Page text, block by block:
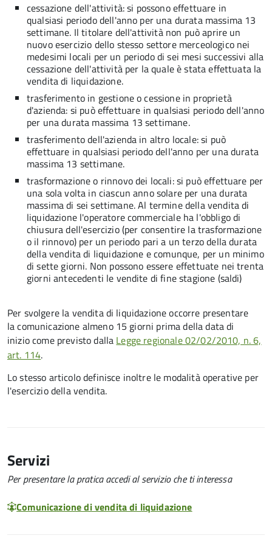
cessazione dell'attività: si possono effettuare in
qualsiasi periodo dell'anno per una durata massima 13
settimane. Il titolare dell'attività non può aprire un
nuovo esercizio dello stesso settore merceologico nei
medesimi locali per un periodo di sei mesi successivi alla
cessazione dell'attività per la quale è stata effettuata la
vendita di liquidazione.
trasferimento in gestione o cessione in proprietà
d'azienda: si può effettuare in qualsiasi periodo dell'anno
per una durata massima 13 settimane.
trasferimento dell'azienda in altro locale: si può
effettuare in qualsiasi periodo dell'anno per una durata
massima 13 settimane.
trasformazione o rinnovo dei locali: si può effettuare per
una sola volta in ciascun anno solare per una durata
massima di sei settimane. Al termine della vendita di
liquidazione l'operatore commerciale ha l'obbligo di
chiusura dell'esercizio (per consentire la trasformazione
o il rinnovo) per un periodo pari a un terzo della durata
della vendita di liquidazione e comunque, per un minimo
di sette giorni. Non possono essere effettuate nei trenta
giorni antecedenti le vendite di fine stagione (saldi)
Per svolgere la vendita di liquidazione occorre presentare
la comunicazione almeno 15 giorni prima della data di
inizio come previsto dalla Legge regionale 02/02/2010, n. 6,
art. 114.
Lo stesso articolo definisce inoltre le modalità operative per
l'esercizio della vendita.
Servizi
Per presentare la pratica accedi al servizio che ti interessa
Comunicazione di vendita di liquidazione